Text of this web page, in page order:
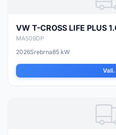
VW T-CROSS LIFE PLUS
MA509DP
2026Srebrna85 kW
Vali.